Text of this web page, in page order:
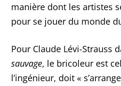
manière dont les artistes
pour se jouer du monde
Pour Claude Lévi-Strauss
sauvage, le bricoleur est
l’ingénieur, doit «